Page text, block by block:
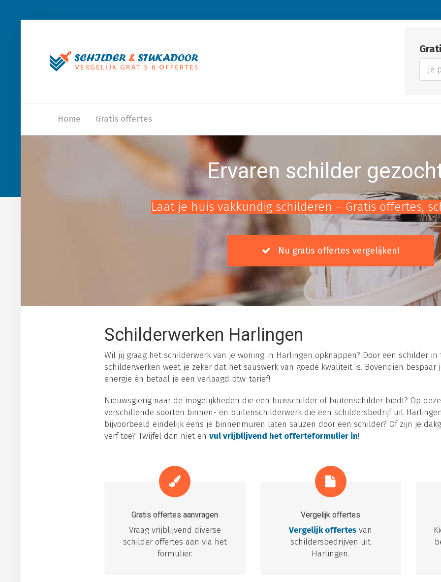
Home Gratis offertes
Ervaren schilder
Laat je huis vakkundig schilderen – Gratis offertes,
Nu gratis offertes vergelijken!
Schilderwerken Harlingen
Wil jij graag het schilderwerk van je woning in Harlingen opknappen? Door een schilder in
schilderwerken weet je zeker dat het sauswerk van goede kwaliteit is. Bovendien
energie én betaal je een verlaagd btw-tarief!
Nieuwsgierig naar de mogelijkheden die een huisschilder of buitenschilder biedt? Op
verschillende soorten binnen- en buitenschilderwerk die een schildersbedrijf uit
bijvoorbeeld eindelijk eens je binnenmuren laten sauzen door een schilder? Of zijn je
verf toe? Twijfel dan niet en vul vrijblijvend het offerteformulier in!
Gratis offertes aanvragen
Vraag vrijblijvend diverse
schilder offertes aan via het
formulier.
Vergelijk offertes
Vergelijk offertes van
schildersbedrijven uit
Harlingen.